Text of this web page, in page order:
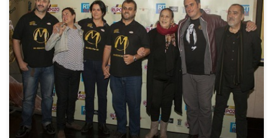
Un drama familiar, con una dosis de optimismo y humor murciano
dentro del marco de una realidad actual “para nada ajena a la
situación de crisis” que actualmente vivimos y que nos afecta a
todos en mayor o igual medida. Las Aventuras de Moriana narra la
historia de Magdalena, Magda, una mujer, […]